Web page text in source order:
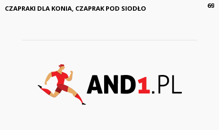
CZAPRAKI DLA KONIA, CZAPRAK POD SIODŁO
69